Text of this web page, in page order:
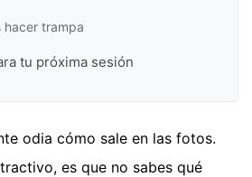
hacer trampa
tu próxima sesión
odia cómo sale en las fotos.
es que no sabes qué